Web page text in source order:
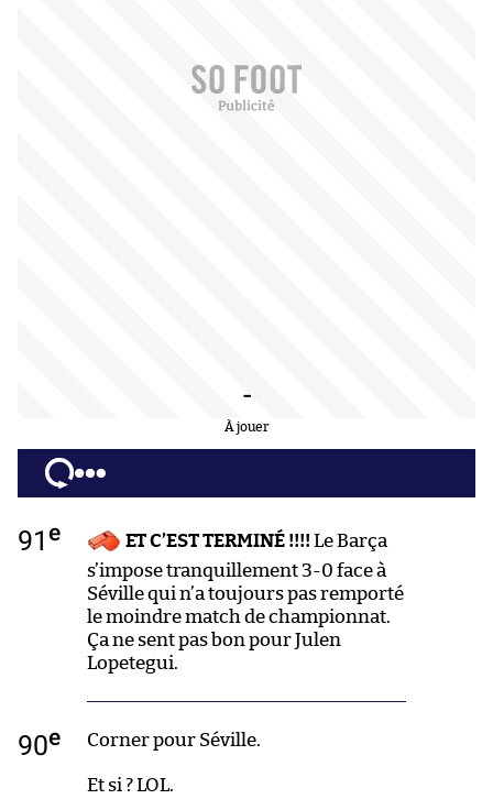
-
À jouer
91 e ET C’EST TERMINÉ !!!! Le Barça
s’impose tranquillement 3-0 face à
Séville qui n’a toujours pas remporté
le moindre match de championnat.
Ça ne sent pas bon pour Julen
Lopetegui.
90e Corner pour Séville.
Et si ? LOL.